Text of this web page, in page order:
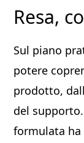
Resa,
Sul piano
potere
prodotto,
del
formulata ha